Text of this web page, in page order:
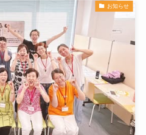
お知らせ